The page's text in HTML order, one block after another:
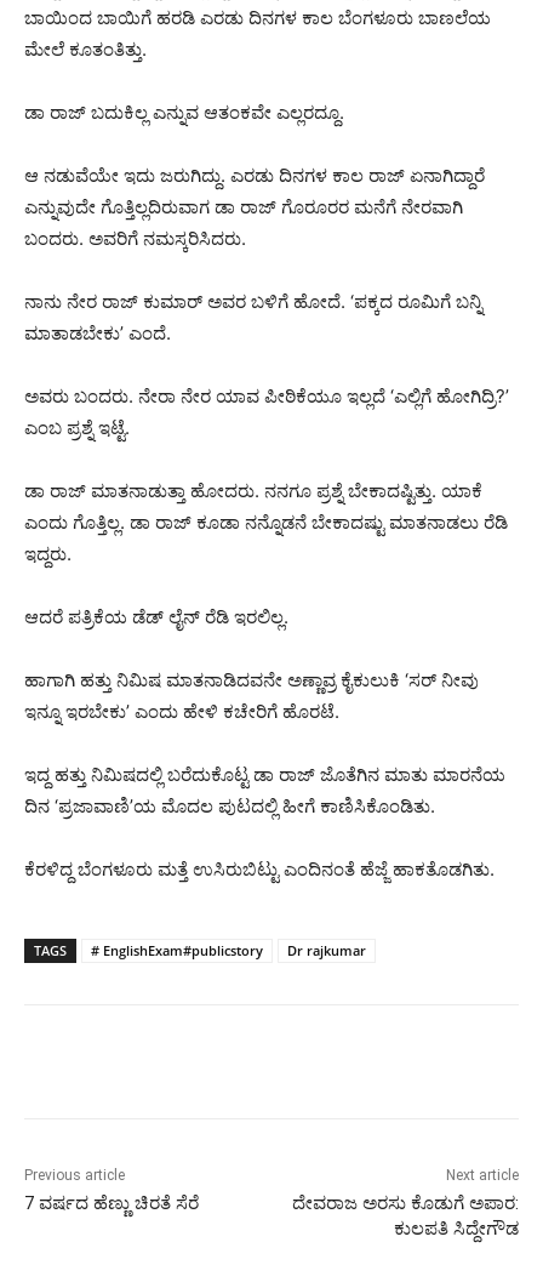
ಬಾಯಿಂದ ಬಾಯಿಗೆ ಹರಡಿ ಎರಡು ದಿನಗಳ ಕಾಲ ಬೆಂಗಳೂರು ಬಾಣಲೆಯ
ಮೇಲೆ ಕೂತಂತಿತ್ತು.
ಡಾ ರಾಜ್ ಬದುಕಿಲ್ಲ ಎನ್ನುವ ಆತಂಕವೇ ಎಲ್ಲರದ್ದೂ.
ಆ ನಡುವೆಯೇ ಇದು ಜರುಗಿದ್ದು. ಎರಡು ದಿನಗಳ ಕಾಲ ರಾಜ್ ಏನಾಗಿದ್ದಾರೆ
ಎನ್ನುವುದೇ ಗೊತ್ತಿಲ್ಲದಿರುವಾಗ ಡಾ ರಾಜ್ ಗೊರೂರರ ಮನೆಗೆ ನೇರವಾಗಿ
ಬಂದರು. ಅವರಿಗೆ ನಮಸ್ಕರಿಸಿದರು.
ನಾನು ನೇರ ರಾಜ್ ಕುಮಾರ್ ಅವರ ಬಳಿಗೆ ಹೋದೆ. ‘ಪಕ್ಕದ ರೂಮಿಗೆ ಬನ್ನಿ
ಮಾತಾಡಬೇಕು’ ಎಂದೆ.
ಅವರು ಬಂದರು. ನೇರಾ ನೇರ ಯಾವ ಪೀಠಿಕೆಯೂ ಇಲ್ಲದೆ ‘ಎಲ್ಲಿಗೆ ಹೋಗಿದ್ರಿ?’
ಎಂಬ ಪ್ರಶ್ನೆ ಇಟ್ಟೆ.
ಡಾ ರಾಜ್ ಮಾತನಾಡುತ್ತಾ ಹೋದರು. ನನಗೂ ಪ್ರಶ್ನೆ ಬೇಕಾದಷ್ಟಿತ್ತು. ಯಾಕೆ
ಎಂದು ಗೊತ್ತಿಲ್ಲ. ಡಾ ರಾಜ್ ಕೂಡಾ ನನ್ನೊಡನೆ ಬೇಕಾದಷ್ಟು ಮಾತನಾಡಲು ರೆಡಿ
ಇದ್ದರು.
ಆದರೆ ಪತ್ರಿಕೆಯ ಡೆಡ್ ಲೈನ್ ರೆಡಿ ಇರಲಿಲ್ಲ.
ಹಾಗಾಗಿ ಹತ್ತು ನಿಮಿಷ ಮಾತನಾಡಿದವನೇ ಅಣ್ಣಾವ್ರ ಕೈಕುಲುಕಿ ‘ಸರ್ ನೀವು
ಇನ್ನೂ ಇರಬೇಕು’ ಎಂದು ಹೇಳಿ ಕಚೇರಿಗೆ ಹೊರಟೆ.
ಇದ್ದ ಹತ್ತು ನಿಮಿಷದಲ್ಲಿ ಬರೆದುಕೊಟ್ಟ ಡಾ ರಾಜ್ ಜೊತೆಗಿನ ಮಾತು ಮಾರನೆಯ
ದಿನ ‘ಪ್ರಜಾವಾಣಿ’ಯ ಮೊದಲ ಪುಟದಲ್ಲಿ ಹೀಗೆ ಕಾಣಿಸಿಕೊಂಡಿತು.
ಕೆರಳಿದ್ದ ಬೆಂಗಳೂರು ಮತ್ತೆ ಉಸಿರುಬಿಟ್ಟು ಎಂದಿನಂತೆ ಹೆಜ್ಜೆ ಹಾಕತೊಡಗಿತು.
TAGS # EnglishExam#publicstory Dr rajkumar
Previous article
7 ವರ್ಷದ ಹೆಣ್ಣು ಚಿರತೆ ಸೆರೆ
Next article
ದೇವರಾಜ ಅರಸು ಕೊಡುಗೆ ಅಪಾರ:
ಕುಲಪತಿ ಸಿದ್ದೇಗೌಡ